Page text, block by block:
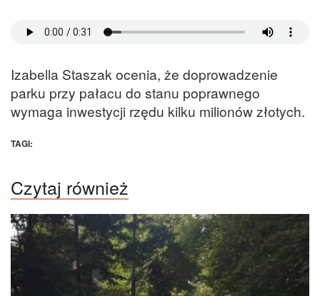
Izabella Staszak ocenia, że doprowadzenie
parku przy pałacu do stanu poprawnego
wymaga inwestycji rzędu kilku milionów złotych.
TAGI:
Czytaj również